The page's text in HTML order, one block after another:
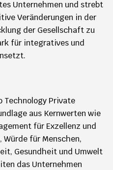
Unternehmen und strebt
Veränderungen in der
der Gesellschaft zu
für integratives und
Technology Private
aus Kernwerten wie
für Exzellenz und
für Menschen,
Gesundheit und Umwelt
das Unternehmen